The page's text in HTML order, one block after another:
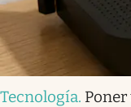
Tecnología.